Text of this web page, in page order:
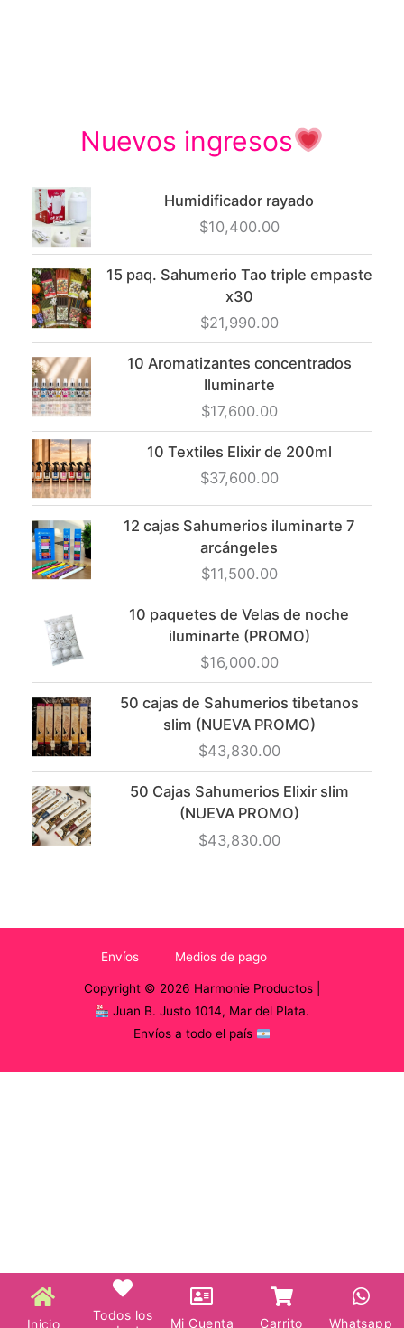
Nuevos ingresos
Humidificador rayado
$10,400.00
15 paq. Sahumerio Tao triple empaste
x30
$21,990.00
10 Aromatizantes concentrados
Iluminarte
$17,600.00
10 Textiles Elixir de 200ml
$37,600.00
12 cajas Sahumerios iluminarte 7
arcángeles
$11,500.00
10 paquetes de Velas de noche
iluminarte (PROMO)
$16,000.00
50 cajas de Sahumerios tibetanos
slim (NUEVA PROMO)
$43,830.00
50 Cajas Sahumerios Elixir slim
(NUEVA PROMO)
$43,830.00
Envíos Medios de pago
Copyright © 2026 Harmonie Productos |
Juan B. Justo 1014, Mar del Plata.
Envíos a todo el país
Inicio
Todos los
Mi Cuenta Carrito Whatsapp